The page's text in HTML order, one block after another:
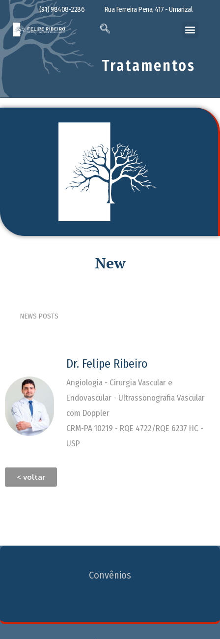
(91) 98408-2286 Rua Ferreira Pena, 417 - Umarizal
Tratamentos
New
NEWS POSTS
Dr. Felipe Ribeiro
Angiologia - Cirurgia Vascular e
Endovascular - Ultrassonografia Vascular
com Doppler
CRM-PA 10219 - RQE 4722/RQE 6237 HC -
USP
< voltar
Convênios